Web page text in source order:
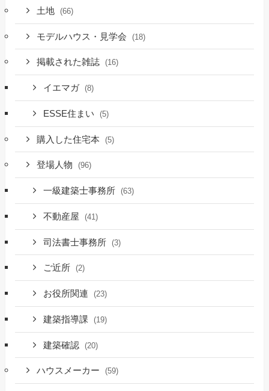
土地 (66)
モデルハウス・見学会 (18)
掲載された雑誌 (16)
イエマガ (8)
ESSE住まい (5)
購入した住宅本 (5)
登場人物 (96)
一級建築士事務所 (63)
不動産屋 (41)
司法書士事務所 (3)
ご近所 (2)
お役所関連 (23)
建築指導課 (19)
建築確認 (20)
ハウスメーカー (59)